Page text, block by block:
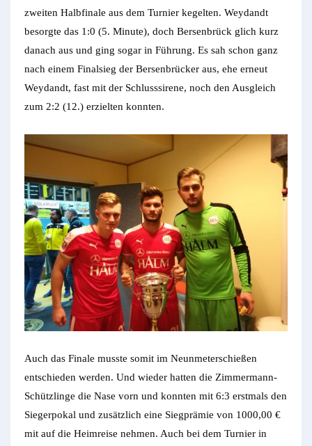
zweiten Halbfinale aus dem Turnier kegelten. Weydandt
besorgte das 1:0 (5. Minute), doch Bersenbrück glich kurz
danach aus und ging sogar in Führung. Es sah schon ganz
nach einem Finalsieg der Bersenbrücker aus, ehe erneut
Weydandt, fast mit der Schlusssirene, noch den Ausgleich
zum 2:2 (12.) erzielten konnten.
Auch das Finale musste somit im Neunmeterschießen
entschieden werden. Und wieder hatten die Zimmermann-
Schützlinge die Nase vorn und konnten mit 6:3 erstmals den
Siegerpokal und zusätzlich eine Siegprämie von 1000,00 €
mit auf die Heimreise nehmen. Auch bei dem Turnier in